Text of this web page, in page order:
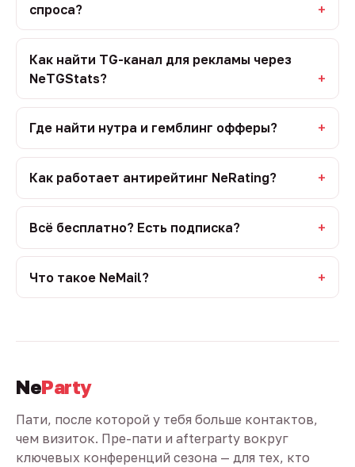
спроса?
Как найти TG-канал для рекламы через
NeTGStats?
Где найти нутра и гемблинг офферы?
Как работает антирейтинг NeRating?
Всё бесплатно? Есть подписка?
Что такое NeMail?
NeParty
Пати, после которой у тебя больше контактов,
чем визиток. Пре-пати и afterparty вокруг
ключевых конференций сезона — для тех, кто